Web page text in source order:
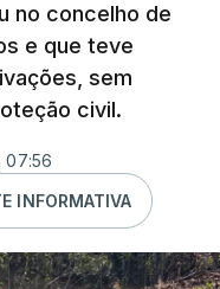
no concelho de
e que teve
sem
civil.
07:56
INFORMATIVA